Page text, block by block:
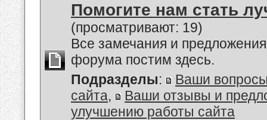
Помогите нам стать
(просматривают: 19)
Все замечания и
форума постим здесь.
Подразделы:
Ваши
сайта,
Ваши отзывы и
улучшению работы сайта